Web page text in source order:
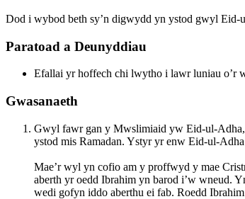
Dod i wybod beth sy’n digwydd yn ystod gwyl Eid-
Paratoad a Deunyddiau
Efallai yr hoffech chi lwytho i lawr luniau o’r
Gwasanaeth
Gwyl fawr gan y Mwslimiaid yw Eid-ul-
ystod mis Ramadan. Ystyr yr enw Eid-ul-
Mae’r wyl yn cofio am y proffwyd y mae
aberth yr oedd Ibrahim yn barod i’w wneud.
wedi gofyn iddo aberthu ei fab. Roedd